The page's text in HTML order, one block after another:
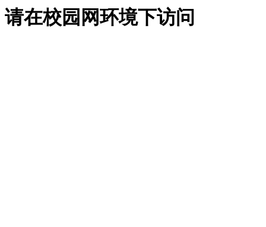
请在校园网环境下访问